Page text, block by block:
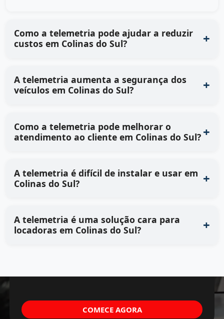
Como a telemetria pode ajudar a reduzir
custos em Colinas do Sul?
A telemetria aumenta a segurança dos
veículos em Colinas do Sul?
Como a telemetria pode melhorar o
atendimento ao cliente em Colinas do Sul?
A telemetria é difícil de instalar e usar em
Colinas do Sul?
A telemetria é uma solução cara para
locadoras em Colinas do Sul?
COMECE AGORA